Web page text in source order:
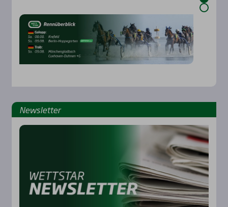
News­let­ter